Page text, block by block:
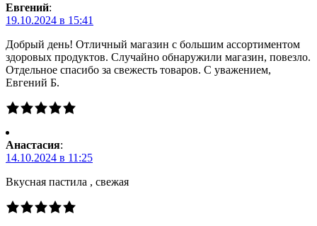
Евгений:
19.10.2024 в 15:41
Добрый день! Отличный магазин с большим ассортиментом
здоровых продуктов. Случайно обнаружили магазин, повезло.
Отдельное спасибо за свежесть товаров. С уважением,
Евгений Б.
Анастасия:
14.10.2024 в 11:25
Вкусная пастила , свежая